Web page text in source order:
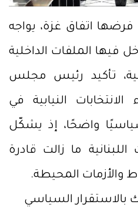
اتفاق غزة، يواجه
فيها الملفات الداخلية
تأكيد رئيس مجلس
النيابية في
واضحًا، إذ يشكّل
ما زالت قادرة
والأزمات المحيطة.
السياسي